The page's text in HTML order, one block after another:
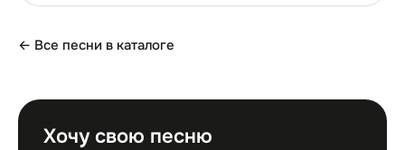
← Все песни в каталоге
Хочу свою песню